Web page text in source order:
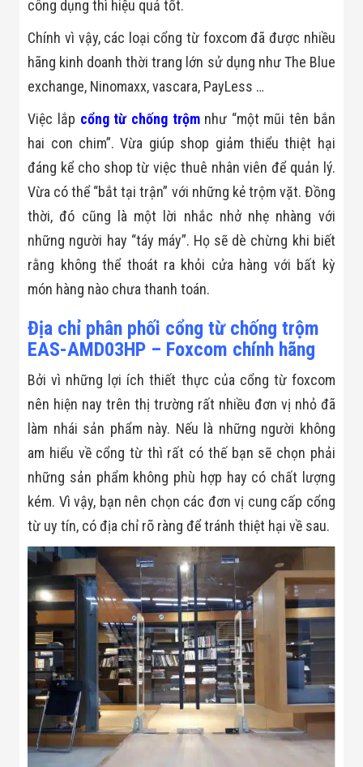
Giáo Dục
Thiết Bị Ngành
Thủy Sản
Xách
Dự Án Triển
Khai
Dự Án Ngành
Thủy Sản
Dự Án Ngành
Thực Phẩm
Dự Án Ngành
Siêu Thị - Ngân
Hàng
Dự Án Ngành
Điện Tử
Dự Án Ngành
Công An - Quân
Đội
Dự Án Khối Nhà
Máy
Dự Án Kho
Xưởng -
Logistics
Tin Tức
Tin Công Nghệ
Tin Khuyến Mãi
Tin Tuyển Dụng
Liên Hệ
công dụng thì hiệu quả tốt.
Chính vì vậy, các loại cổng từ foxcom đã được nhiều
hãng kinh doanh thời trang lớn sử dụng như The Blue
exchange, Ninomaxx, vascara, PayLess …
Việc lắp cổng từ chống trộmnhư “một mũi tên bắn
hai con chim”. Vừa giúp shop giảm thiểu thiệt hại
đáng kể cho shop từ việc thuê nhân viên để quản lý.
Vừa có thể “bắt tại trận” với những kẻ trộm vặt. Đồng
thời, đó cũng là một lời nhắc nhở nhẹ nhàng với
những người hay “táy máy”. Họ sẽ dè chừng khi biết
rằng không thể thoát ra khỏi cửa hàng với bất kỳ
món hàng nào chưa thanh toán.
Địa chỉ phân phối cổng từ chống trộm
EAS-AMD03HP – Foxcom chính hãng
Bởi vì những lợi ích thiết thực của cổng từ foxcom
nên hiện nay trên thị trường rất nhiều đơn vị nhỏ đã
làm nhái sản phẩm này. Nếu là những người không
am hiểu về cổng từ thì rất có thế bạn sẽ chọn phải
những sản phẩm không phù hợp hay có chất lượng
kém. Vì vậy, bạn nên chọn các đơn vị cung cấp cổng
từ uy tín, có địa chỉ rõ ràng để tránh thiệt hại về sau.